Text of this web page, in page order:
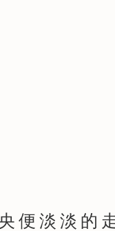
淡淡的走